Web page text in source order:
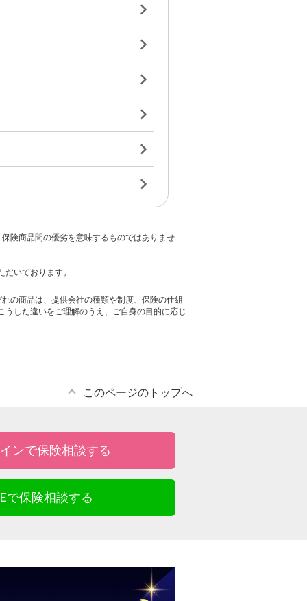
険商品間の優劣を意味するものではありませ
いております。
の商品は、提供会社の種類や制度、保険の仕組
した違いをご理解のうえ、ご自身の目的に応じ
このページのトップへ
ンで保険相談する
で保険相談する